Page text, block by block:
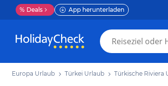
% Deals App herunterladen
Europa Urlaub Türkei Urlaub Türkische Riviera